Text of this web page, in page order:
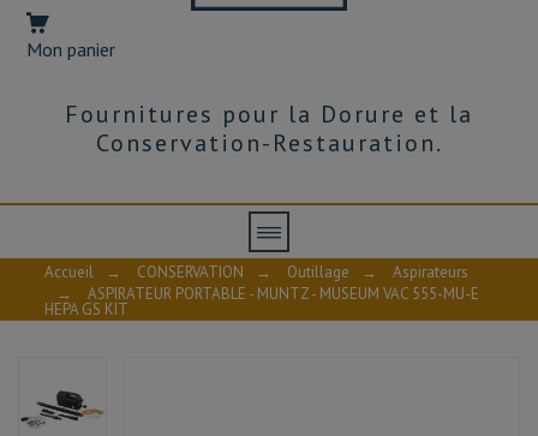
Mon panier
Fournitures pour la Dorure et la
Conservation-Restauration.
Accueil → CONSERVATION → Outillage →
Aspirateurs
→
ASPIRATEUR PORTABLE - MUNTZ - MUSEUM VAC 555-MU-E
HEPA GS KIT